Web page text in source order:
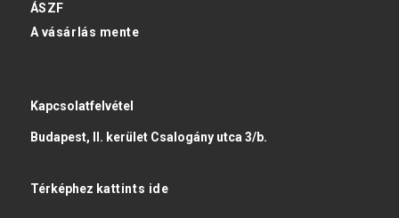
ÁSZF
A vásárlás mente
Kapcsolatfelvétel
Budapest, II. kerület Csalogány utca 3/b.
Térképhez kattints ide